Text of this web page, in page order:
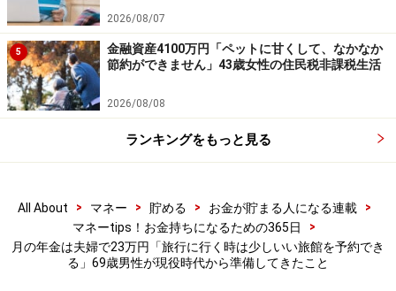
です。
年金額については満足していないとコメントされた投稿
者でしたが、「配当金とアルバイト代で、買い物で我慢
する事が無い。体が動くうちは、旅行（に行く時）も少
し良い旅館を予約できる」と、年金以外の収入で生活を
楽しまれているそうです。
※皆さんの年金エピソードを募集中です。エピソードの
採用で3000円分のAmazonギフト券をもれなくプレゼン
ト。応募はこちらから
2026/08/07
5
金融資産4100万円「ペットに甘くして、なかなか
節約ができません」43歳女性の住民税非課税生活
2026/08/08
ランキングをもっと見る
All About > マネー > 貯める > お金が貯まる人になる連載
>
マネーtips！お金持ちになるための365日
>
月の年金は夫婦で23万円「旅行に行く時は少しいい旅館を予約でき
る」69歳男性が現役時代から準備してきたこと